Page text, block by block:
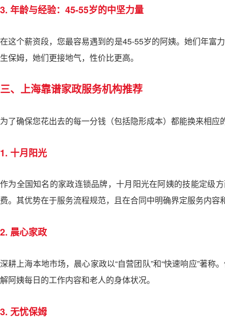
3. 年龄与经验：45-55岁的中坚力量
在这个薪资段，您最容易遇到的是45-55岁的阿姨。她们年富
生保姆，她们更接地气，性价比更高。
三、上海靠谱家政服务机构推荐
为了确保您花出去的每一分钱（包括隐形成本）都能换来相应
1. 十月阳光
作为全国知名的家政连锁品牌，十月阳光在阿姨的技能定级
费。其优势在于服务流程规范，且在合同中明确界定服务内容
2. 晨心家政
深耕上海本地市场，晨心家政以“自营团队”和“快速响应”著
解阿姨每日的工作内容和老人的身体状况。
3. 无忧保姆